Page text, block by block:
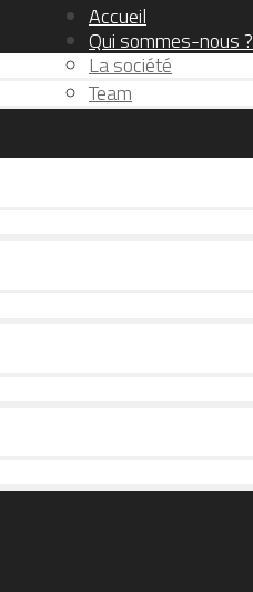
Accueil
Qui sommes-nous ?
La société
Team